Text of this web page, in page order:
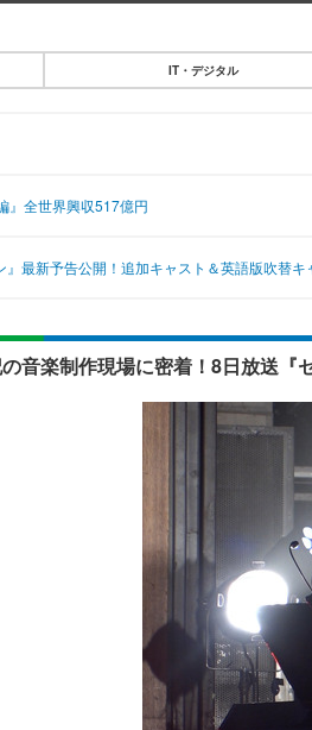
ショッピング
エンタメTOP
音楽
ショッピング
ライフTOP
ペット
IT・デジタル
』全世界興収517億円
最新予告公開！追加キャスト＆英語版吹替キ
音楽制作現場に密着！8日放送